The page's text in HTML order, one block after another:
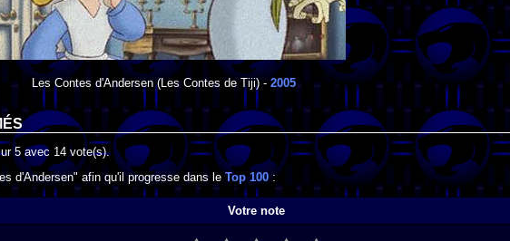
Les Contes d'Andersen(Les Contes de Tiji) -2005
5 avec 14 vote(s).
d'Andersen" afin qu'il progresse dans le Top 100:
Votre note